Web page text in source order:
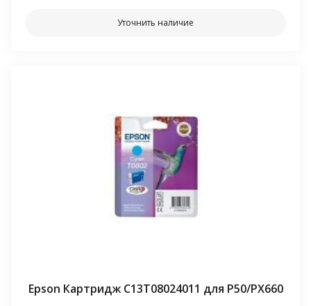
Уточнить наличие
Epson Картридж C13T08024011 для P50/PX660